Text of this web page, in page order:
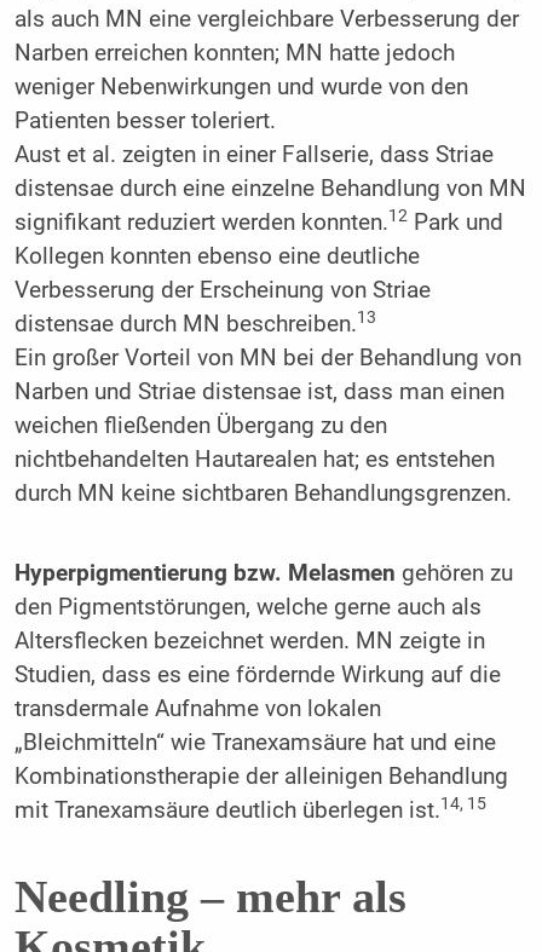
als auch MN eine vergleichbare Verbesserung der
Narben erreichen konnten; MN hatte jedoch
weniger Nebenwirkungen und wurde von den
Patienten besser toleriert.
Aust et al. zeigten in einer Fallserie, dass Striae
distensae durch eine einzelne Behandlung von MN
signifikant reduziert werden konnten.12Park und
Kollegen konnten ebenso eine deutliche
Verbesserung der Erscheinung von Striae
distensae durch MN beschreiben.13
Ein großer Vorteil von MN bei der Behandlung von
Narben und Striae distensae ist, dass man einen
weichen fließenden Übergang zu den
nichtbehandelten Hautarealen hat; es entstehen
durch MN keine sichtbaren Behandlungsgrenzen.
Hyperpigmentierung bzw. Melasmen gehören zu
den Pigmentstörungen, welche gerne auch als
Altersflecken bezeichnet werden. MN zeigte in
Studien, dass es eine fördernde Wirkung auf die
transdermale Aufnahme von lokalen
„Bleichmitteln“ wie Tranexamsäure hat und eine
Kombinationstherapie der alleinigen Behandlung
mit Tranexamsäure deutlich überlegen ist.14, 15
Needling – mehr als